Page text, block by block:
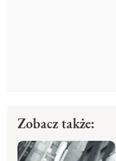
Zobacz także: